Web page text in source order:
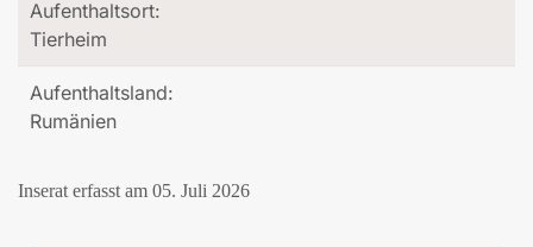
Aufenthaltsort:
Tierheim
Aufenthaltsland:
Rumänien
Inserat erfasst am 05. Juli 2026